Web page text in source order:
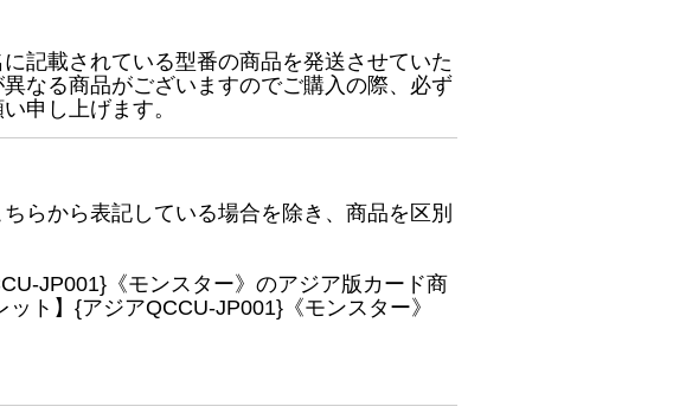
記載されている型番の商品を発送させていた
なる商品がございますのでご購入の際、必ず
申し上げます。
らから表記している場合を除き、商品を区別
JP001}《モンスター》のアジア版カード商
ト】{アジアQCCU-JP001}《モンスター》